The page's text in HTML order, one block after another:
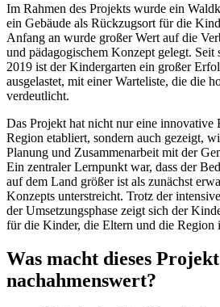
Im Rahmen des Projekts wurde ein
ein Gebäude als Rückzugsort für die
Anfang an wurde großer Wert auf die
und pädagogischem Konzept gelegt.
2019 ist der Kindergarten ein großer
ausgelastet, mit einer Warteliste, die die
verdeutlicht.
Das Projekt hat nicht nur eine innovative
Region etabliert, sondern auch gezeigt,
Planung und Zusammenarbeit mit der
Ein zentraler Lernpunkt war, dass der
auf dem Land größer ist als zunächst
Konzepts unterstreicht. Trotz der
der Umsetzungsphase zeigt sich der
für die Kinder, die Eltern und die Region
Was macht dieses
nachahmenswert?